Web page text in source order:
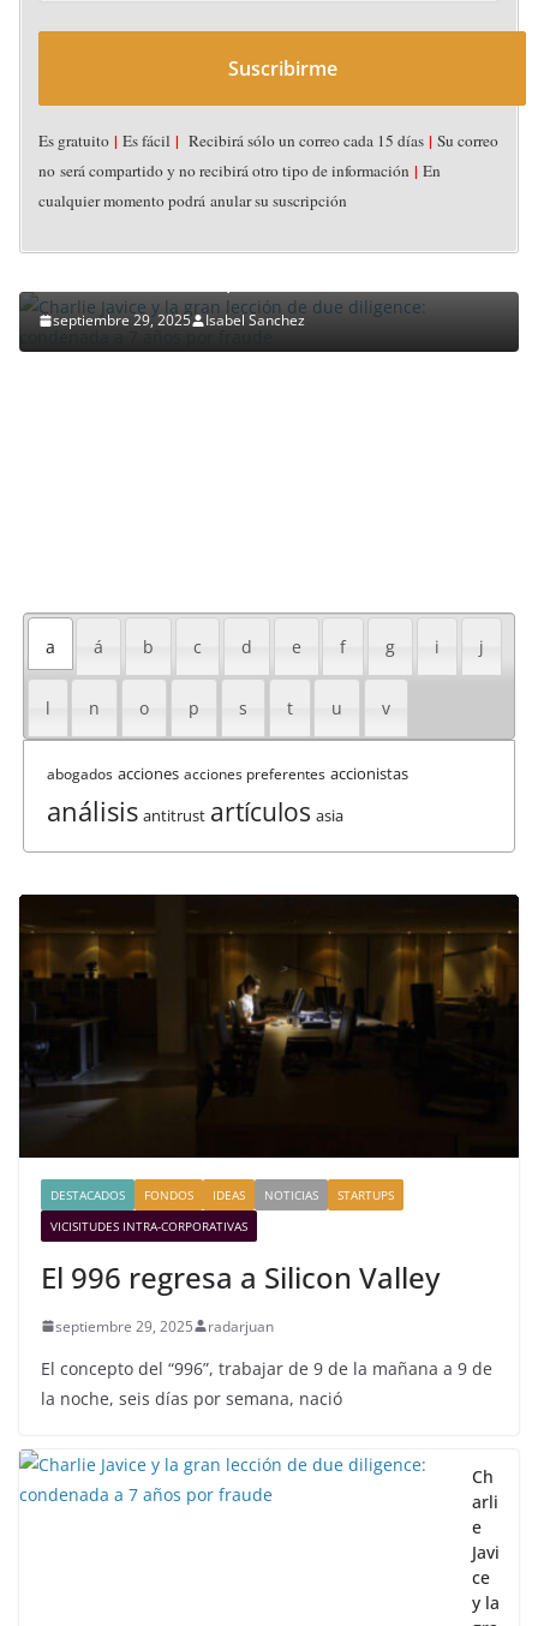
Suscribirme
Es gratuito | Es fácil | Recibirá sólo un correo cada 15 días | Su correo
no será compartido y no recibirá otro tipo de información | En
cualquier momento podrá anular su suscripción
ACUERDOS (DEALS) CAPITAL DE RIESGO CORPORATIVO
DESTACADOS
FUSIONES & ADQUISICIONES
STARTUPS
VICISITUDES INTRA-CORPORATIVAS
Charlie Javice y la gran lección de due diligence:
septiembre 29, 2025 Isabel Sanchez
a á b c d e f g i j
l n o p s t u v
abogados acciones acciones preferentes accionistas
análisis antitrust artículos asia
DESTACADOS FONDOS IDEAS NOTICIAS
STARTUPS
VICISITUDES INTRA-CORPORATIVAS
El 996 regresa a Silicon Valley
septiembre 29, 2025 radarjuan
El concepto del “996”, trabajar de 9 de la mañana a 9 de
la noche, seis días por semana, nació
Ch
arli
e
Javi
ce
y la